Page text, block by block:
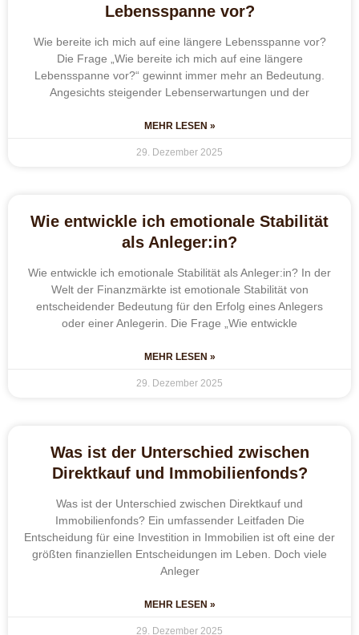
Lebensspanne vor?
Wie bereite ich mich auf eine längere Lebensspanne vor?
Die Frage „Wie bereite ich mich auf eine längere
Lebensspanne vor?“ gewinnt immer mehr an Bedeutung.
Angesichts steigender Lebenserwartungen und der
MEHR LESEN »
29. Dezember 2025
Wie entwickle ich emotionale Stabilität
als Anleger:in?
Wie entwickle ich emotionale Stabilität als Anleger:in? In der
Welt der Finanzmärkte ist emotionale Stabilität von
entscheidender Bedeutung für den Erfolg eines Anlegers
oder einer Anlegerin. Die Frage „Wie entwickle
MEHR LESEN »
29. Dezember 2025
Was ist der Unterschied zwischen
Direktkauf und Immobilienfonds?
Was ist der Unterschied zwischen Direktkauf und
Immobilienfonds? Ein umfassender Leitfaden Die
Entscheidung für eine Investition in Immobilien ist oft eine der
größten finanziellen Entscheidungen im Leben. Doch viele
Anleger
MEHR LESEN »
29. Dezember 2025